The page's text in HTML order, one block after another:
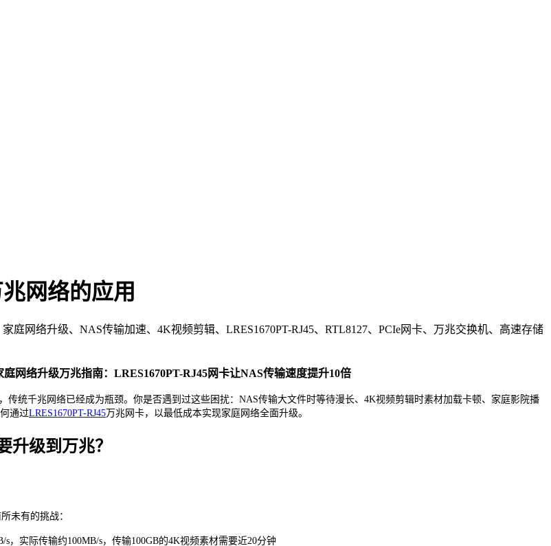
网络的应用
庭网络升级、NAS传输加速、4K视频剪辑、LRES1670PT-RJ45、RTL8127、PCIe网卡、万兆交换机、高速存储
庭网络升级万兆指南： LRES1670PT-RJ45网卡让NAS传输速度提升10倍
传统千兆网络已经成为瓶颈。你是否遇到过这些困扰：NAS传输大文件时等待漫长、4K视频剪辑时素材加载卡顿、家庭影院播
通过LRES1670PT-RJ45万兆网卡，以最低成本实现家庭网络全面升级。
升级到万兆？
未有的挑战：
s，实际传输约100MB/s，传输100GB的4K视频素材需要近20分钟